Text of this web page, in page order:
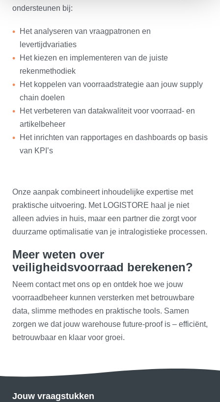
ondersteunen bij:
Het analyseren van vraagpatronen en
levertijdvariaties
Het kiezen en implementeren van de juiste
rekenmethodiek
Het koppelen van voorraadstrategie aan jouw supply
chain doelen
Het verbeteren van datakwaliteit voor voorraad- en
artikelbeheer
Het inrichten van rapportages en dashboards op basis
van KPI’s
Onze aanpak combineert inhoudelijke expertise met
praktische uitvoering. Met LOGISTORE haal je niet
alleen advies in huis, maar een partner die zorgt voor
duurzame optimalisatie van je intralogistieke processen.
Meer weten over
veiligheidsvoorraad berekenen?
Neem contact met ons op en ontdek hoe we jouw
voorraadbeheer kunnen versterken met betrouwbare
data, slimme methodes en praktische tools. Samen
zorgen we dat jouw warehouse future-proof is – efficiënt,
betrouwbaar en klaar voor groei.
Jouw vraagstukken